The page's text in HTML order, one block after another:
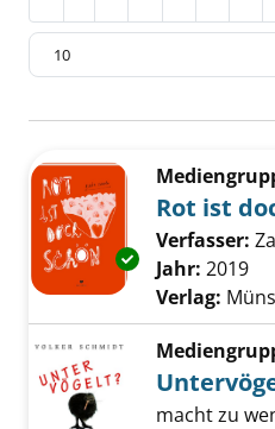
Zu den Suchfiltern springen
Exemplar-
Rot ist
Verfasser:
Jahr: 2019
Verlag:
macht zu